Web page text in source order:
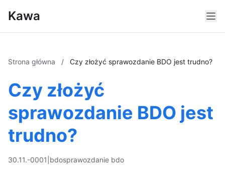
Kawa
Strona główna / Czy złożyć sprawozdanie BDO jest trudno?
Czy złożyć
sprawozdanie BDO jest
trudno?
30.11.-0001 bdosprawozdanie bdo